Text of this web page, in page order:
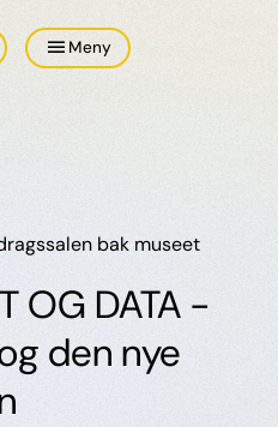
menu Meny
bak museet
OG DATA -
den nye